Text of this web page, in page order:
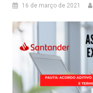
16 de março de 2021